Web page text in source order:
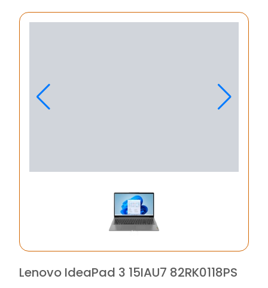
Lenovo IdeaPad 3 15IAU7 82RK0118PS